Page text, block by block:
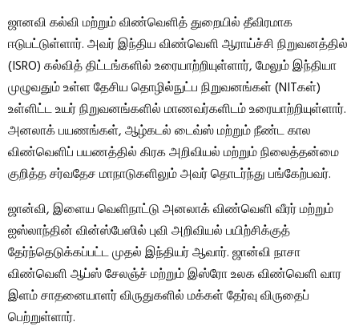
ஜானவி கல்வி மற்றும் விண்வெளித் துறையில் தீவிரமாக
ஈடுபட்டுள்ளார். அவர் இந்திய விண்வெளி ஆராய்ச்சி நிறுவனத்தில்
(ISRO) கல்வித் திட்டங்களில் உரையாற்றியுள்ளார், மேலும் இந்தியா
முழுவதும் உள்ள தேசிய தொழில்நுட்ப நிறுவனங்கள் (NITகள்)
உள்ளிட்ட உயர் நிறுவனங்களில் மாணவர்களிடம் உரையாற்றியுள்ளார்.
அனலாக் பயணங்கள், ஆழ்கடல் டைவ்ஸ் மற்றும் நீண்ட கால
விண்வெளிப் பயணத்தில் கிரக அறிவியல் மற்றும் நிலைத்தன்மை
குறித்த சர்வதேச மாநாடுகளிலும் அவர் தொடர்ந்து பங்கேற்பவர்.
ஜான்வி, இளைய வெளிநாட்டு அனலாக் விண்வெளி வீரர் மற்றும்
ஐஸ்லாந்தின் வின்ஸ்பேஸில் புவி அறிவியல் பயிற்சிக்குத்
தேர்ந்தெடுக்கப்பட்ட முதல் இந்தியர் ஆவார். ஜான்வி நாசா
விண்வெளி ஆப்ஸ் சேலஞ்ச் மற்றும் இஸ்ரோ உலக விண்வெளி வார
இளம் சாதனையாளர் விருதுகளில் மக்கள் தேர்வு விருதைப்
பெற்றுள்ளார்.